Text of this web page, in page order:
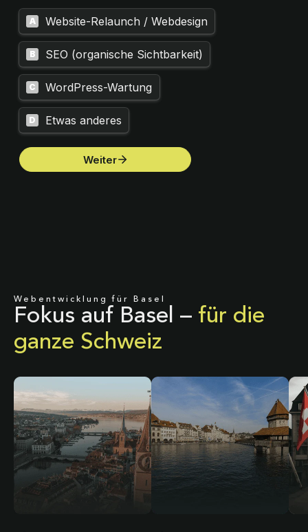
Webentwicklung für Basel
Fokus auf Basel – für die
ganze Schweiz